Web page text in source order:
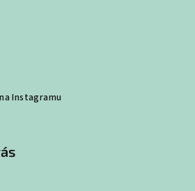
Instagramu